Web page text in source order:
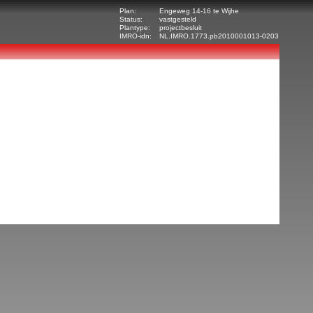
Plan:
Engeweg 14-16 te Wijhe
Status:
vastgesteld
Plantype:
projectbesluit
IMRO-idn:
NL.IMRO.1773.pb2010001013-0203